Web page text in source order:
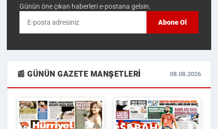
Günün öne çıkan haberleri e-postana gelsin.
Abone Ol
📰 GÜNÜN GAZETE MANŞETLERI 08.08.2026